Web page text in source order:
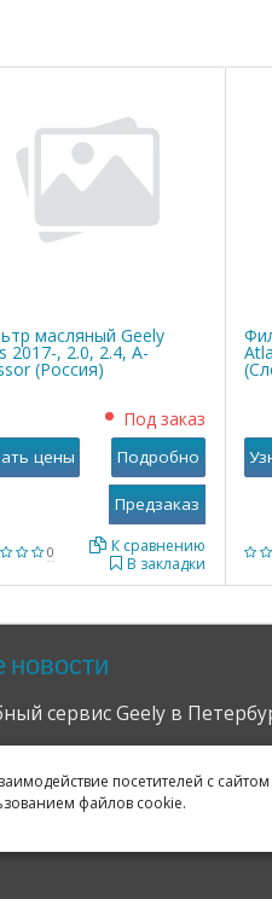
посетителей с
файлов cookie.
масляный Geely
2017-, 2.0, 2.4, A-
(Россия)
0
Под заказ
В закладки
К сравнению
цены Подробно
сервис Geely в
Яндексе и Гугле